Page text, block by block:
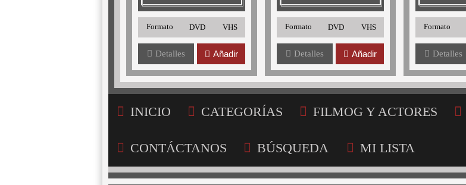
Formato DVD VHS
Detalles Añadir
Formato DVD VHS
Detalles Añadir
Formato
Detalles
INICIO CATEGORÍAS FILMOG Y ACTORES
CONTÁCTANOS BÚSQUEDA MI LISTA